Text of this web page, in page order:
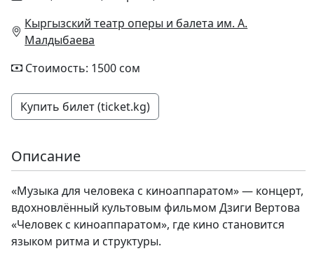
Кыргызский театр оперы и балета им. А.
Малдыбаева
Стоимость: 1500 сом
Купить билет (ticket.kg)
Описание
«Музыка для человека с киноаппаратом» — концерт,
вдохновлённый культовым фильмом Дзиги Вертова
«Человек с киноаппаратом», где кино становится
языком ритма и структуры.